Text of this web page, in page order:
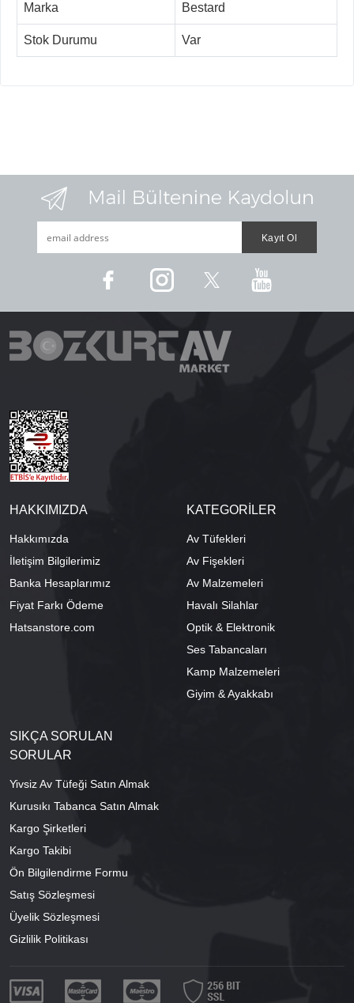
Marka Bestard
Stok Durumu Var
HAKKIMIZDA
Hakkımızda
İletişim Bilgilerimiz
Banka Hesaplarımız
Fiyat Farkı Ödeme
Hatsanstore.com
KATEGORİLER
Av Tüfekleri
Av Fişekleri
Av Malzemeleri
Havalı Silahlar
Optik & Elektronik
Ses Tabancaları
Kamp Malzemeleri
Giyim & Ayakkabı
SIKÇA SORULAN
SORULAR
Yivsiz Av Tüfeği Satın Almak
Kurusıkı Tabanca Satın Almak
Kargo Şirketleri
Kargo Takibi
Ön Bilgilendirme Formu
Satış Sözleşmesi
Üyelik Sözleşmesi
Gizlilik Politikası